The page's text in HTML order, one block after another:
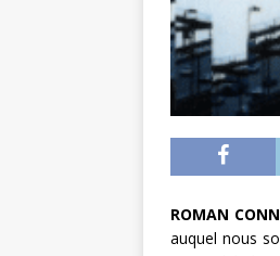
ROMAN
auquel nous